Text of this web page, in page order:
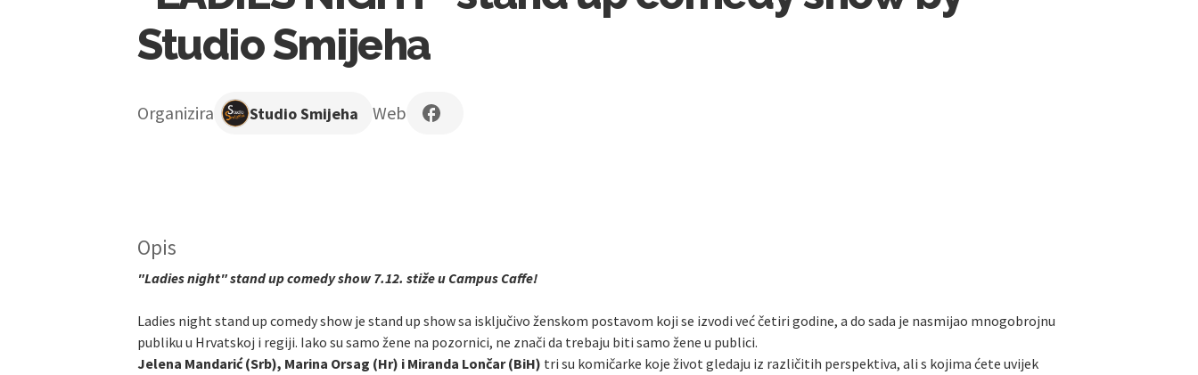
Studio Smijeha
Organizira Studio Smijeha Web
Opis
"Ladies night" stand up comedy show 7.12. stiže u Campus Caffe!
Ladies night stand up comedy show je stand up show sa isključivo ženskom postavom koji se izvodi već četiri godine, a do sada je nasmijao mnogobrojnu
publiku u Hrvatskoj i regiji. Iako su samo žene na pozornici, ne znači da trebaju biti samo žene u publici.
Jelena Mandarić (Srb), Marina Orsag (Hr) i Miranda Lončar (BiH) tri su komičarke koje život gledaju iz različitih perspektiva, ali s kojima ćete uvijek